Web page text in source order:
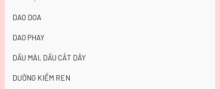
DAO DOA
DAO PHAY
DẦU MÀI, DẦU CẮT DÂY
DƯỠNG KIỂM REN